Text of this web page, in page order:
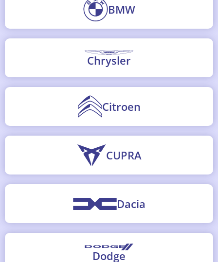
BMW
Chrysler
Citroen
CUPRA
Dacia
Dodge